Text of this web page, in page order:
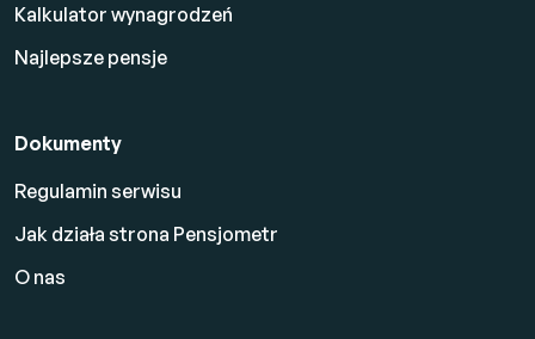
Kalkulator wynagrodzeń
Najlepsze pensje
Dokumenty
Regulamin serwisu
Jak działa strona Pensjometr
O nas